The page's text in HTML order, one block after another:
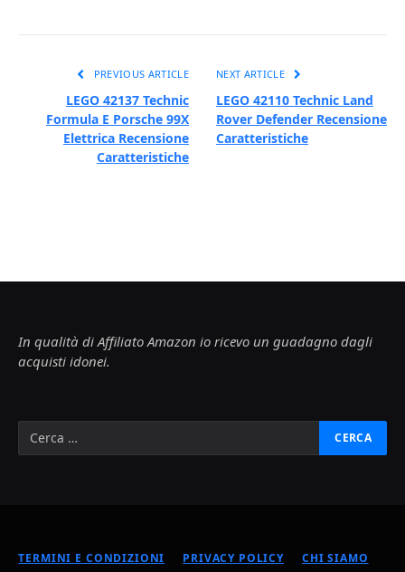
PREVIOUS ARTICLE
LEGO 42137 Technic
Formula E Porsche 99X
Elettrica Recensione
Caratteristiche
NEXT ARTICLE
LEGO 42110 Technic Land
Rover Defender Recensione
Caratteristiche
In qualità di Affiliato Amazon io ricevo un guadagno dagli
acquisti idonei.
TERMINI E CONDIZIONI PRIVACY POLICY CHI SIAMO